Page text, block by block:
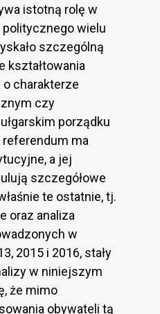
istotną rolę w
politycznego wielu
szczególną
kształtowania
charakterze
czy
porządku
ma
a jej
szczegółowe
te ostatnie, tj.
oraz analiza
w
2015 i 2016, stały
w niniejszym
że mimo
obywateli tą